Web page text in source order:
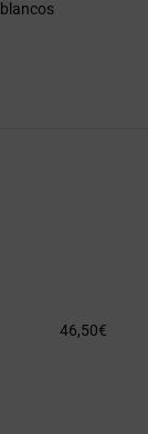
blancos
46,50€